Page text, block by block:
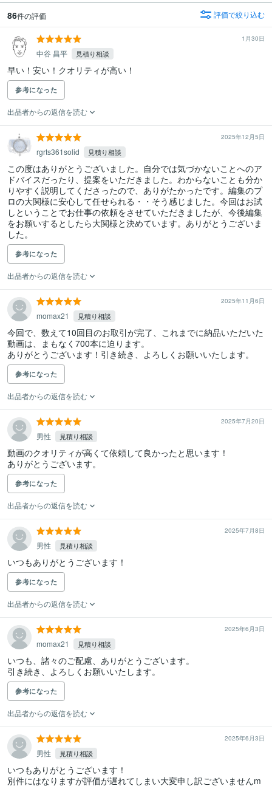
86件の評価 評価で絞り込む
1月30日
中谷 昌平 見積り相談
早い！安い！クオリティが高い！
参考になった
出品者からの返信を読む
2025年12月5日
rgrts361solid 見積り相談
この度はありがとうございました。自分では気づかないことへのア
ドバイスだったり、提案をいただきました。わからないことも分か
りやすく説明してくださったので、ありがたかったです。編集のプ
ロの大関様に安心して任せられる・・そう感じました。今回はお試
しということでお仕事の依頼をさせていただきましたが、今後編集
をお願いするとしたら大関様と決めています。ありがとうございま
した。
参考になった
出品者からの返信を読む
2025年11月6日
momax21 見積り相談
今回で、数えて10回目のお取引が完了、これまでに納品いただいた
動画は、まもなく700本に迫ります。
ありがとうございます！引き続き、よろしくお願いいたします。
参考になった
出品者からの返信を読む
2025年7月20日
男性 見積り相談
動画のクオリティが高くて依頼して良かったと思います！
ありがとうございます。
参考になった
出品者からの返信を読む
2025年7月8日
男性 見積り相談
いつもありがとうございます！
参考になった
出品者からの返信を読む
2025年6月3日
momax21 見積り相談
いつも、諸々のご配慮、ありがとうございます。
引き続き、よろしくお願いいたします。
参考になった
出品者からの返信を読む
2025年6月3日
男性 見積り相談
いつもありがとうございます！
別件にはなりますが評価が遅れてしまい大変申し訳ございませんm